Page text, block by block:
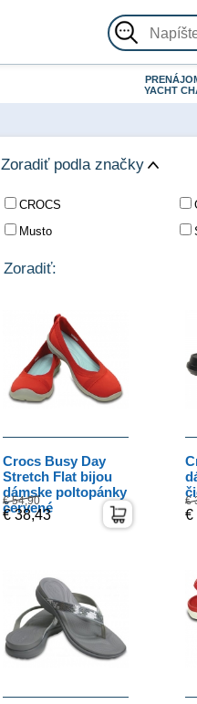
YACHT
Zoradiť podla značky
CROCS
Musto
Zoradiť:
Crocs Busy Day
Stretch Flat bijou
dámske poltopánky
červené
€ 54,90
€ 38,43
€
€